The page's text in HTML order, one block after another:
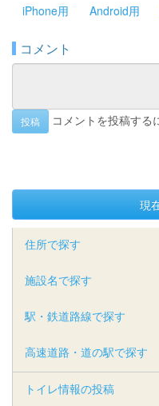
iPhone用
Android用
コメント
投稿 コメントを投稿する
現
住所で探す
施設名で探す
駅・鉄道路線で探す
高速道路・道の駅で探す
トイレ情報の投稿